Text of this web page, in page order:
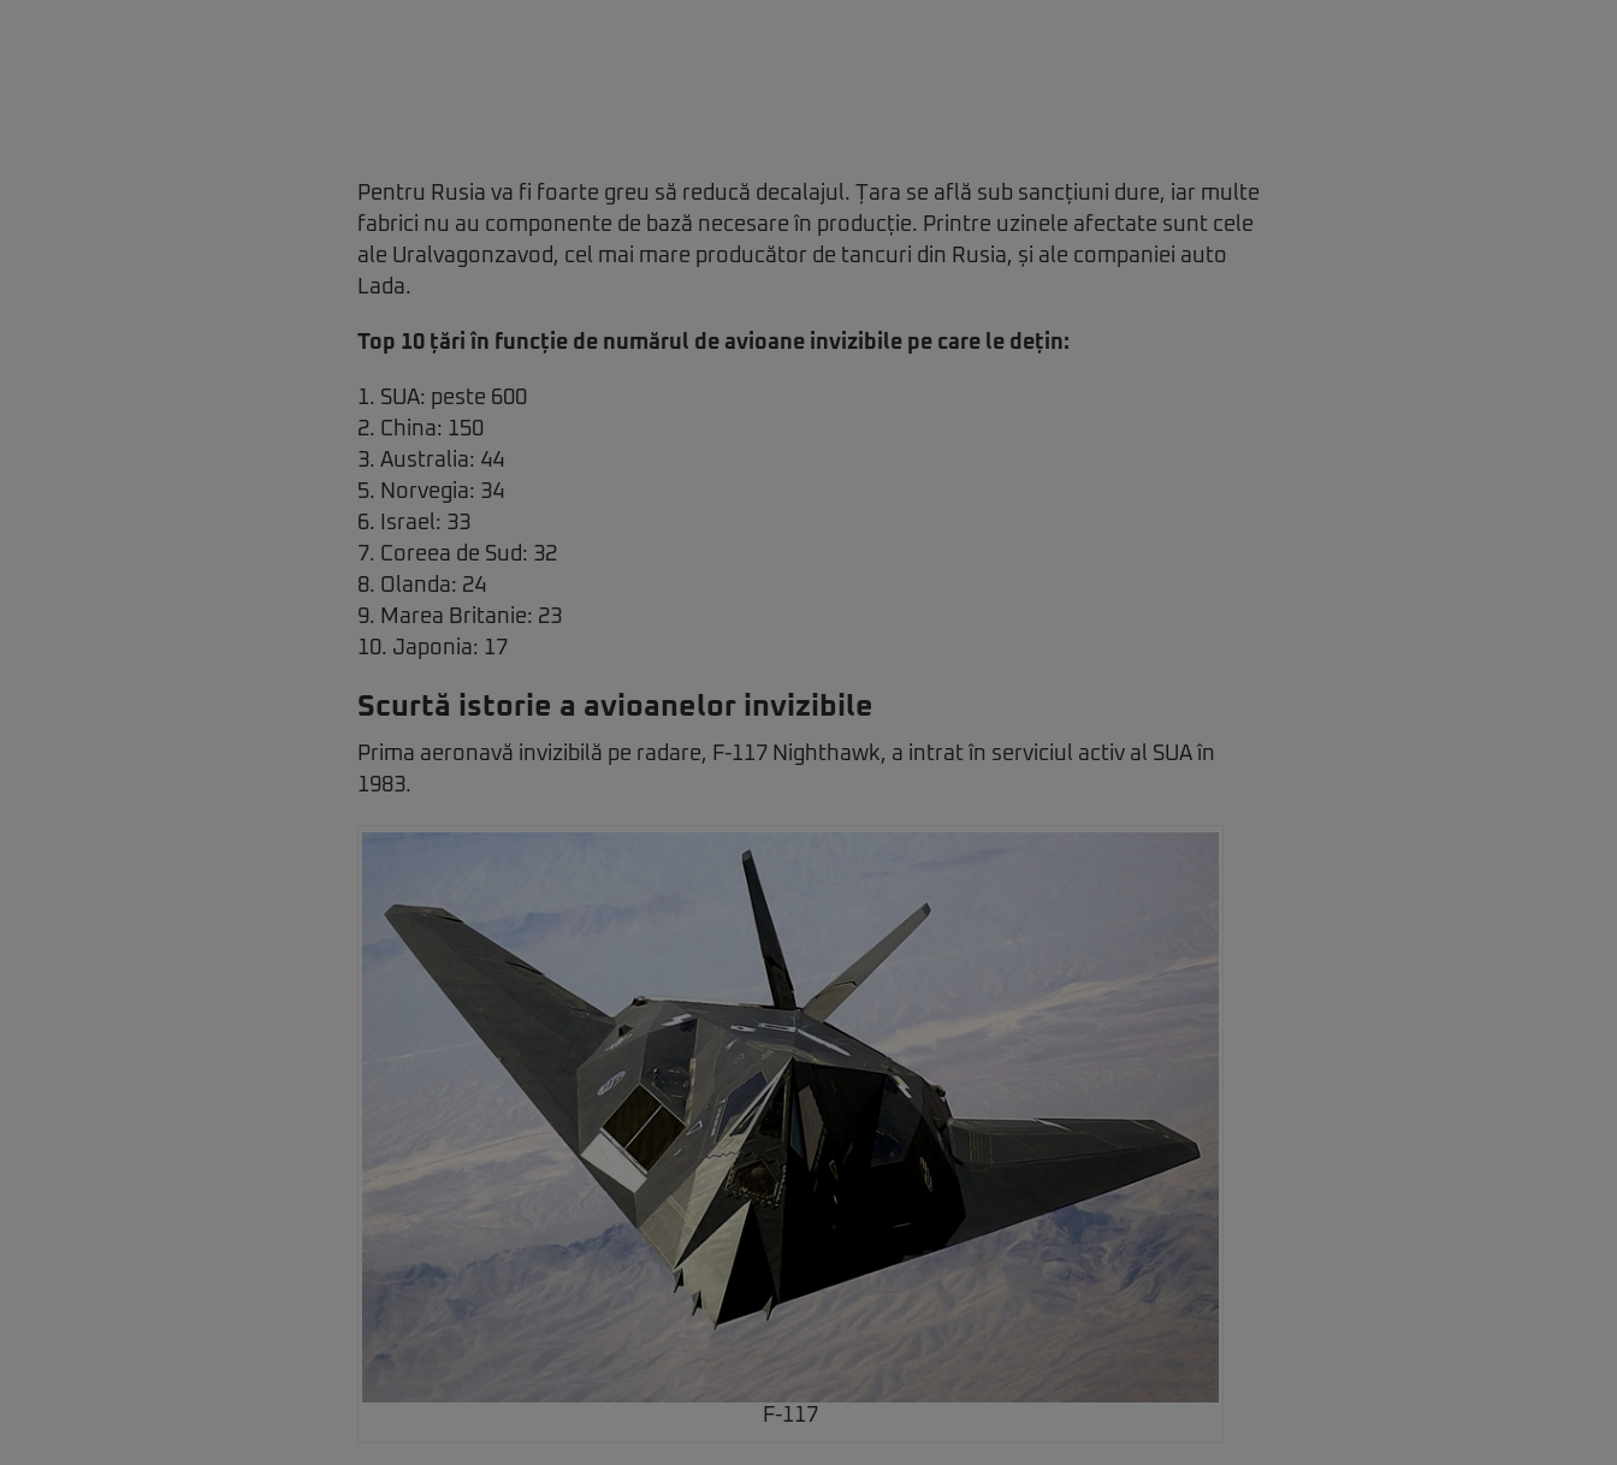
Pentru Rusia va fi foarte greu să reducă decalajul. Țara se află sub sancțiuni dure, iar multe
fabrici nu au componente de bază necesare în producție. Printre uzinele afectate sunt cele
ale Uralvagonzavod, cel mai mare producător de tancuri din Rusia, și ale companiei auto
Lada.
Top 10 țări în funcție de numărul de avioane invizibile pe care le dețin:
1. SUA: peste 600
2. China: 150
3. Australia: 44
5. Norvegia: 34
6. Israel: 33
7. Coreea de Sud: 32
8. Olanda: 24
9. Marea Britanie: 23
10. Japonia: 17
Scurtă istorie a avioanelor invizibile
Prima aeronavă invizibilă pe radare, F-117 Nighthawk, a intrat în serviciul activ al SUA în
1983.
F-117